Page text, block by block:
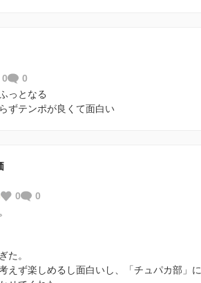
0
0
っとなる
ずテンポが良くて面白い
0
0
た。
えず楽しめるし面白いし、「チュパカ部」